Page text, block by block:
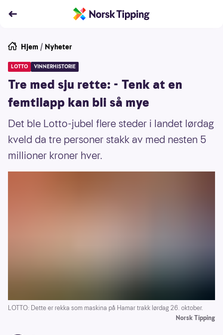
Hjem / Nyheter
LOTTO VINNERHISTORIE
Tre med sju rette: - Tenk at en
femtilapp kan bli så mye
Det ble Lotto-jubel flere steder i landet lørdag
kveld da tre personer stakk av med nesten 5
millioner kroner hver.
LOTTO: Dette er rekka som maskina på Hamar trakk lørdag 26. oktober.
Norsk Tipping